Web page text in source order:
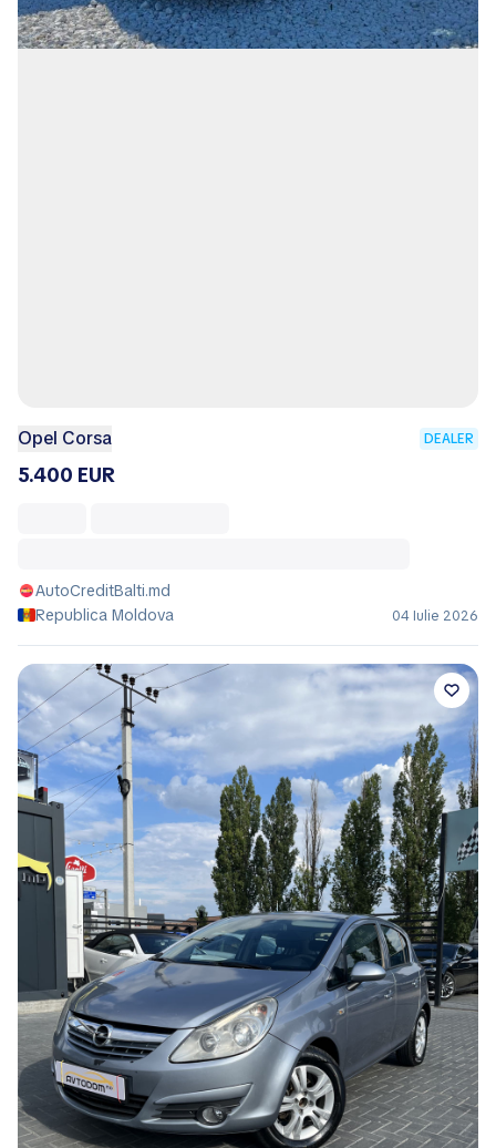
Opel Corsa DEALER
5.400 EUR
AutoCreditBalti.md
Republica Moldova
04 Iulie 2026